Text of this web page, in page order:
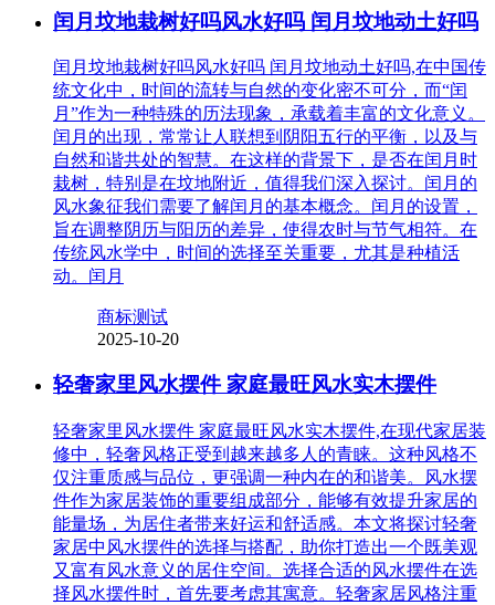
闰月坟地栽树好吗风水好吗 闰月坟地动土好吗
闰月坟地栽树好吗风水好吗 闰月坟地动土好吗,在中国传
统文化中，时间的流转与自然的变化密不可分，而“闰
月”作为一种特殊的历法现象，承载着丰富的文化意义。
闰月的出现，常常让人联想到阴阳五行的平衡，以及与
自然和谐共处的智慧。在这样的背景下，是否在闰月时
栽树，特别是在坟地附近，值得我们深入探讨。闰月的
风水象征我们需要了解闰月的基本概念。闰月的设置，
旨在调整阴历与阳历的差异，使得农时与节气相符。在
传统风水学中，时间的选择至关重要，尤其是种植活
动。闰月
商标测试
2025-10-20
轻奢家里风水摆件 家庭最旺风水实木摆件
轻奢家里风水摆件 家庭最旺风水实木摆件,在现代家居装
修中，轻奢风格正受到越来越多人的青睐。这种风格不
仅注重质感与品位，更强调一种内在的和谐美。风水摆
件作为家居装饰的重要组成部分，能够有效提升家居的
能量场，为居住者带来好运和舒适感。本文将探讨轻奢
家居中风水摆件的选择与搭配，助你打造出一个既美观
又富有风水意义的居住空间。选择合适的风水摆件在选
择风水摆件时，首先要考虑其寓意。轻奢家居风格注重